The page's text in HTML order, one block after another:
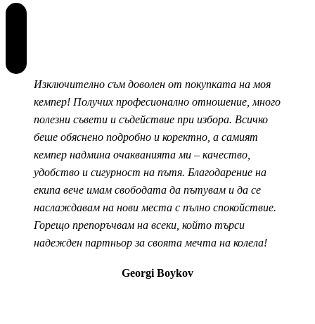
Изключително съм доволен от покупката на моя
кемпер! Получих професионално отношение, много
полезни съвети и съдействие при избора. Всичко
беше обяснено подробно и коректно, а самият
кемпер надмина очакванията ми – качество,
удобство и сигурност на пътя. Благодарение на
екипа вече имам свободата да пътувам и да се
наслаждавам на нови места с пълно спокойствие.
Горещо препоръчвам на всеки, който търси
надежден партньор за своята мечта на колела!
Georgi Boykov